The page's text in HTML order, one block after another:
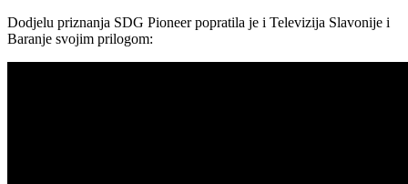
Dodjelu priznanja SDG Pioneer popratila je i Televizija Slavonije i
Baranje svojim prilogom: